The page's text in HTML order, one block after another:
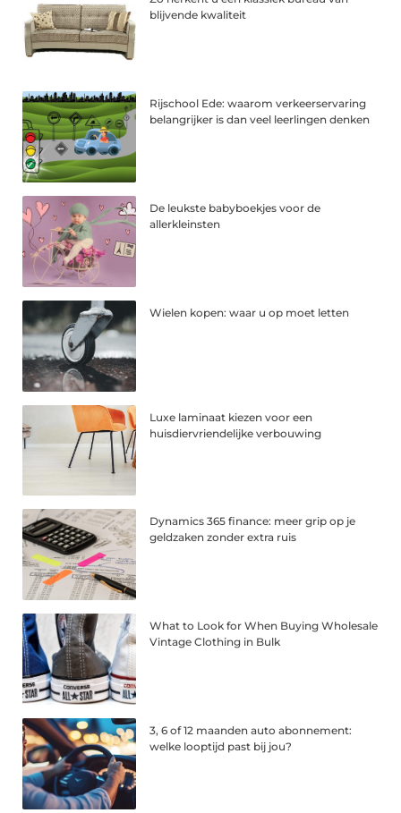
blijvende kwaliteit
Rijschool Ede: waarom verkeerservaring
belangrijker is dan veel leerlingen denken
De leukste babyboekjes voor de
allerkleinsten
Wielen kopen: waar u op moet letten
Luxe laminaat kiezen voor een
huisdiervriendelijke verbouwing
Dynamics 365 finance: meer grip op je
geldzaken zonder extra ruis
What to Look for When Buying Wholesale
Vintage Clothing in Bulk
3, 6 of 12 maanden auto abonnement:
welke looptijd past bij jou?